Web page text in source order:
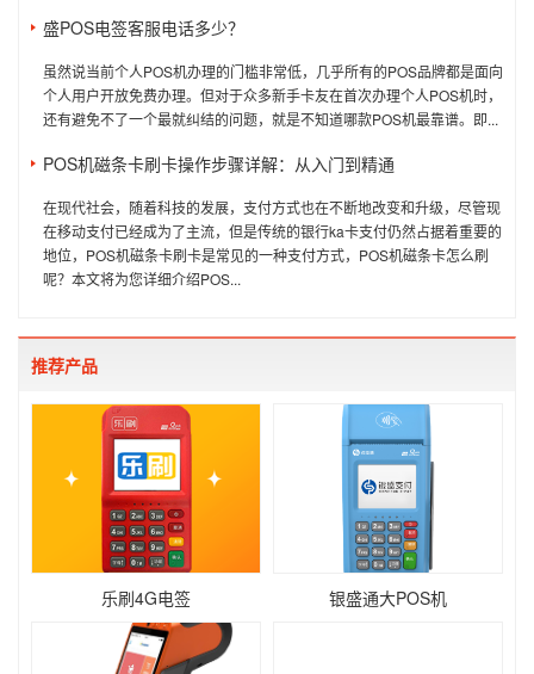
盛POS电签客服电话多少？
虽然说当前个人POS机办理的门槛非常低，几乎所有的POS品牌都是面向
个人用户开放免费办理。但对于众多新手卡友在首次办理个人POS机时，
还有避免不了一个最就纠结的问题，就是不知道哪款POS机最靠谱。即...
POS机磁条卡刷卡操作步骤详解：从入门到精通
在现代社会，随着科技的发展，支付方式也在不断地改变和升级，尽管现
在移动支付已经成为了主流，但是传统的银行ka卡支付仍然占据着重要的
地位，POS机磁条卡刷卡是常见的一种支付方式，POS机磁条卡怎么刷
呢？本文将为您详细介绍POS...
推荐产品
乐刷4G电签 银盛通大POS机